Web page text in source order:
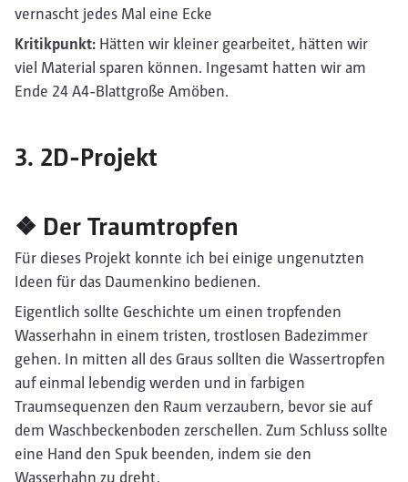
vernascht jedes Mal eine Ecke
Kritikpunkt: Hätten wir kleiner gearbeitet, hätten wir
viel Material sparen können. Ingesamt hatten wir am
Ende 24 A4-Blattgroße Amöben.
3. 2D-Projekt
❖ Der Traumtropfen
Für dieses Projekt konnte ich bei einige ungenutzten
Ideen für das Daumenkino bedienen.
Eigentlich sollte Geschichte um einen tropfenden
Wasserhahn in einem tristen, trostlosen Badezimmer
gehen. In mitten all des Graus sollten die Wassertropfen
auf einmal lebendig werden und in farbigen
Traumsequenzen den Raum verzaubern, bevor sie auf
dem Waschbeckenboden zerschellen. Zum Schluss sollte
eine Hand den Spuk beenden, indem sie den
Wasserhahn zu dreht.